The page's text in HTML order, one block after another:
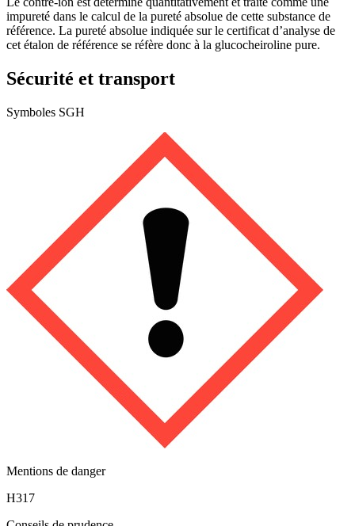
impureté dans le calcul de la pureté absolue de cette substance de
référence. La pureté absolue indiquée sur le certificat d’analyse de
cet étalon de référence se réfère donc à la glucocheiroline pure.
Sécurité et transport
Symboles SGH
Mentions de danger
H317